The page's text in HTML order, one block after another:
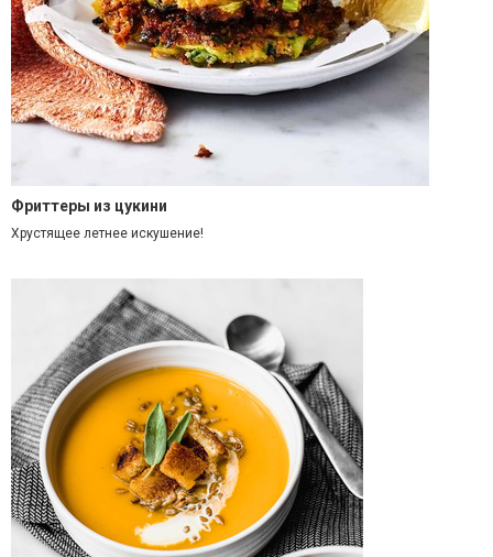
Фриттеры из цукини
Хрустящее летнее искушение!